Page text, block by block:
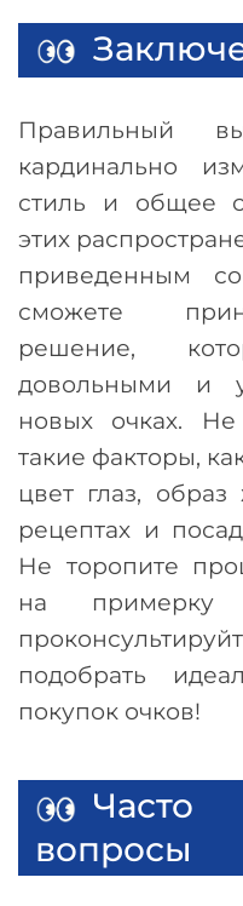
Правильный
кардинально
стиль и общее
этих
приведенным
сможете
решение,
довольными и
новых очках. Не
такие факторы,
цвет глаз,
рецептах и
Не торопите
на
подобрать
покупок очков!
Часто
вопросы